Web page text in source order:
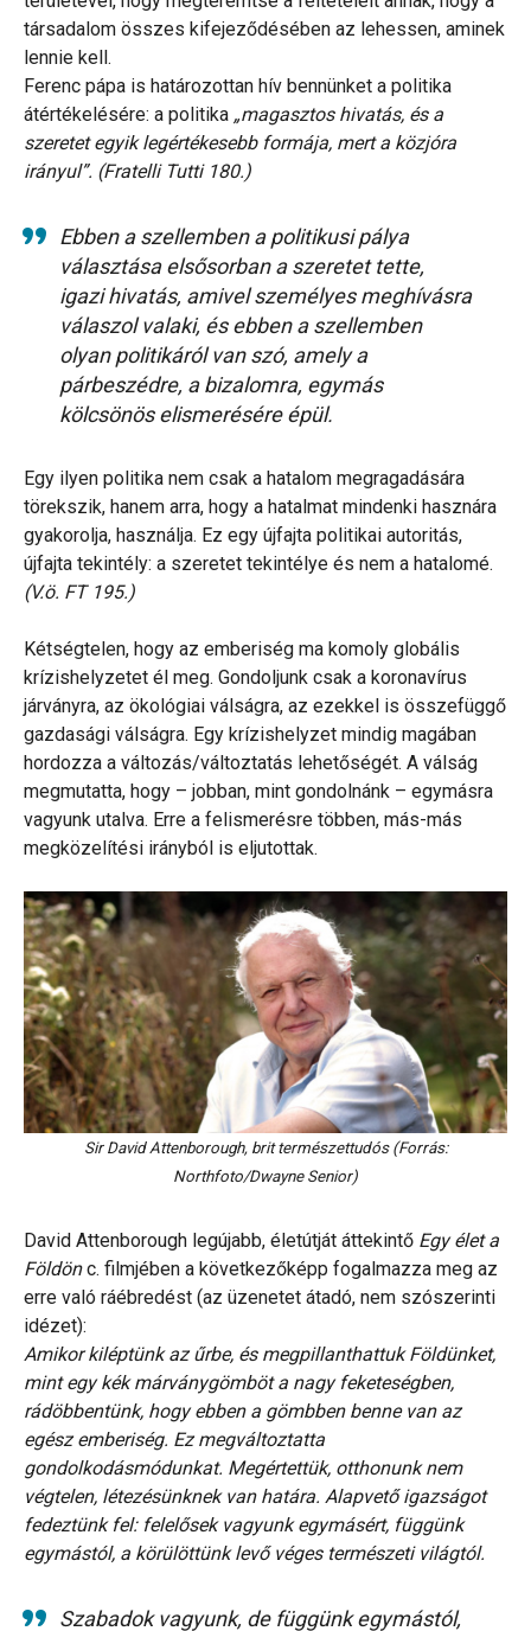
társadalom összes kifejeződésében az lehessen, aminek
lennie kell.
Ferenc pápa is határozottan hív bennünket a politika
átértékelésére: a politika „magasztos hivatás, és a
szeretet egyik legértékesebb formája, mert a közjóra
irányul”. (Fratelli Tutti 180.)
Ebben a szellemben a politikusi pálya
választása elsősorban a szeretet tette,
igazi hivatás, amivel személyes meghívásra
válaszol valaki, és ebben a szellemben
olyan politikáról van szó, amely a
párbeszédre, a bizalomra, egymás
kölcsönös elismerésére épül.
Egy ilyen politika nem csak a hatalom megragadására
törekszik, hanem arra, hogy a hatalmat mindenki hasznára
gyakorolja, használja. Ez egy újfajta politikai autoritás,
újfajta tekintély: a szeretet tekintélye és nem a hatalomé.
(V.ö. FT 195.)
Kétségtelen, hogy az emberiség ma komoly globális
krízishelyzetet él meg. Gondoljunk csak a koronavírus
járványra, az ökológiai válságra, az ezekkel is összefüggő
gazdasági válságra. Egy krízishelyzet mindig magában
hordozza a változás/változtatás lehetőségét. A válság
megmutatta, hogy – jobban, mint gondolnánk – egymásra
vagyunk utalva. Erre a felismerésre többen, más-más
megközelítési irányból is eljutottak.
Sir David Attenborough, brit természettudós (Forrás:
Northfoto/Dwayne Senior)
David Attenborough legújabb, életútját áttekintő Egy élet a
Földönc. filmjében a következőképp fogalmazza meg az
erre való ráébredést (az üzenetet átadó, nem szószerinti
idézet):
Amikor kiléptünk az űrbe, és megpillanthattuk Földünket,
mint egy kék márványgömböt a nagy feketeségben,
rádöbbentünk, hogy ebben a gömbben benne van az
egész emberiség. Ez megváltoztatta
gondolkodásmódunkat. Megértettük, otthonunk nem
végtelen, létezésünknek van határa. Alapvető igazságot
fedeztünk fel: felelősek vagyunk egymásért, függünk
egymástól, a körülöttünk levő véges természeti világtól.
Szabadok vagyunk, de függünk egymástól,